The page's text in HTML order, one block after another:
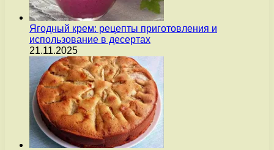
Ягодный крем: рецепты приготовления и
использование в десертах
21.11.2025